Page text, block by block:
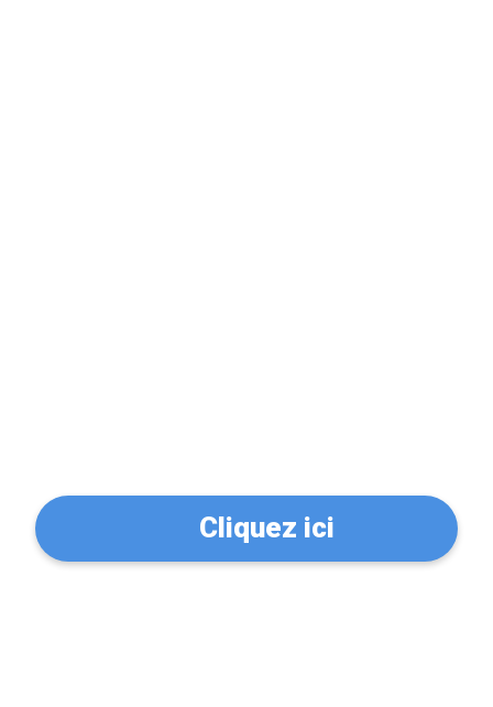
Cliquez ici